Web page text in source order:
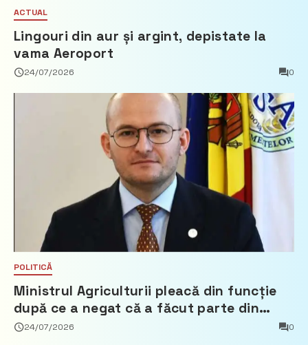
ACTUAL
Lingouri din aur și argint, depistate la
vama Aeroport
24/07/2026 0
POLITICĂ
Ministrul Agriculturii pleacă din funcție
după ce a negat că a făcut parte din
Partidul Democrat
24/07/2026 0